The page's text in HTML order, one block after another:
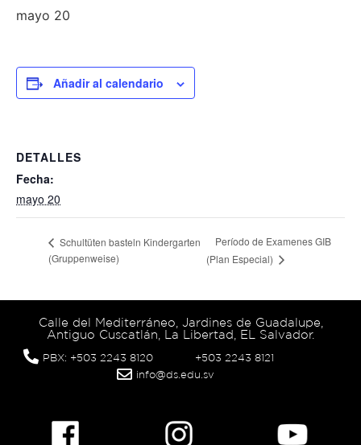
mayo 20
Añadir al calendario
DETALLES
Fecha:
mayo 20
Schultüten basteln Kindergarten
(Gruppenweise)
Período de Examenes GIB
(Plan Especial)
Calle del Mediterráneo, Jardines de Guadalupe,
Antiguo Cuscatlán, La Libertad, EL Salvador.
PBX: +503 2243 8120
+503 2243 8121
info@ds.edu.sv